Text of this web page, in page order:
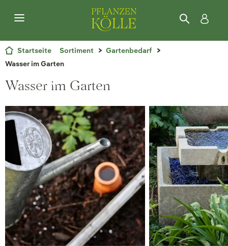
Startseite Sortiment
Gartenbedarf
Wasser im Garten
Wasser im Garten